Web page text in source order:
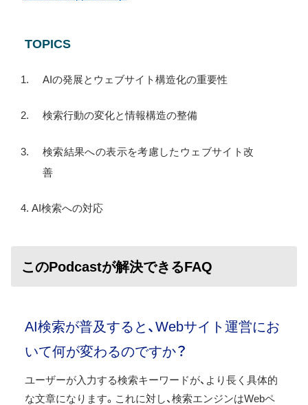
TOPICS
AIの発展とウェブサイト構造化の重要性
検索行動の変化と情報構造の整備
検索結果への表示を考慮したウェブサイト改
善
AI検索への対応
このPodcastが解決できるFAQ
AI検索が普及すると、Webサイト運営にお
いて何が変わるのですか？
ユーザーが入力する検索キーワードが、より長く具体的
な文章になります。これに対し、検索エンジンはWebペ